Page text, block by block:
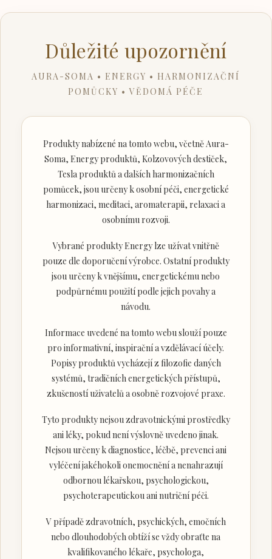
Důležité upozornění
AURA-SOMA • ENERGY • HARMONIZAČNÍ
POMŮCKY • VĚDOMÁ PÉČE
Produkty nabízené na tomto webu, včetně Aura-
Soma, Energy produktů, Kolzovových destiček,
Tesla produktů a dalších harmonizačních
pomůcek, jsou určeny k osobní péči, energetické
harmonizaci, meditaci, aromaterapii, relaxaci a
osobnímu rozvoji.
Vybrané produkty Energy lze užívat vnitřně
pouze dle doporučení výrobce. Ostatní produkty
jsou určeny k vnějšímu, energetickému nebo
podpůrnému použití podle jejich povahy a
návodu.
Informace uvedené na tomto webu slouží pouze
pro informativní, inspirační a vzdělávací účely.
Popisy produktů vycházejí z filozofie daných
systémů, tradičních energetických přístupů,
zkušeností uživatelů a osobně rozvojové praxe.
Tyto produkty nejsou zdravotnickými prostředky
ani léky, pokud není výslovně uvedeno jinak.
Nejsou určeny k diagnostice, léčbě, prevenci ani
vyléčení jakéhokoli onemocnění a nenahrazují
odbornou lékařskou, psychologickou,
psychoterapeutickou ani nutriční péči.
V případě zdravotních, psychických, emočních
nebo dlouhodobých obtíží se vždy obraťte na
kvalifikovaného lékaře, psychologa,